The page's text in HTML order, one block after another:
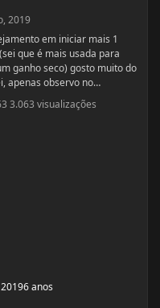
2019
que é mais usada para
ganho seco) gosto muito do
apenas observo no
1 em 2016(6
, mas o meu
3.063 visualizações
6 anos